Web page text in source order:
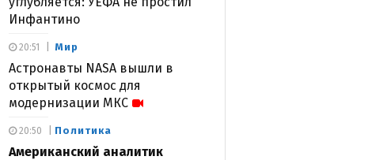
Инфантино
Мир
Астронавты NASA вышли в
открытый космос для
модернизации МКС
20:51
Политика
Американский аналитик
20:50